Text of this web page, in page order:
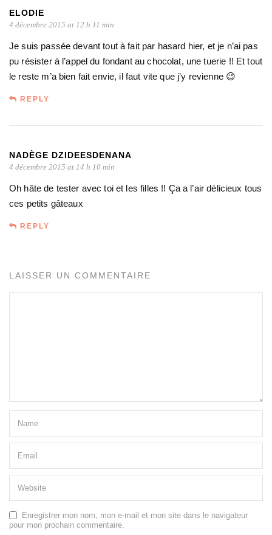
ELODIE
4 décembre 2015 at 12 h 11 min
Je suis passée devant tout à fait par hasard hier, et je n’ai pas
pu résister à l’appel du fondant au chocolat, une tuerie !! Et tout
le reste m’a bien fait envie, il faut vite que j’y revienne 😉
REPLY
NADÈGE DZIDEESDENANA
4 décembre 2015 at 14 h 10 min
Oh hâte de tester avec toi et les filles !! Ça a l’air délicieux tous
ces petits gâteaux
REPLY
LAISSER UN COMMENTAIRE
Enregistrer mon nom, mon e-mail et mon site dans le navigateur
pour mon prochain commentaire.